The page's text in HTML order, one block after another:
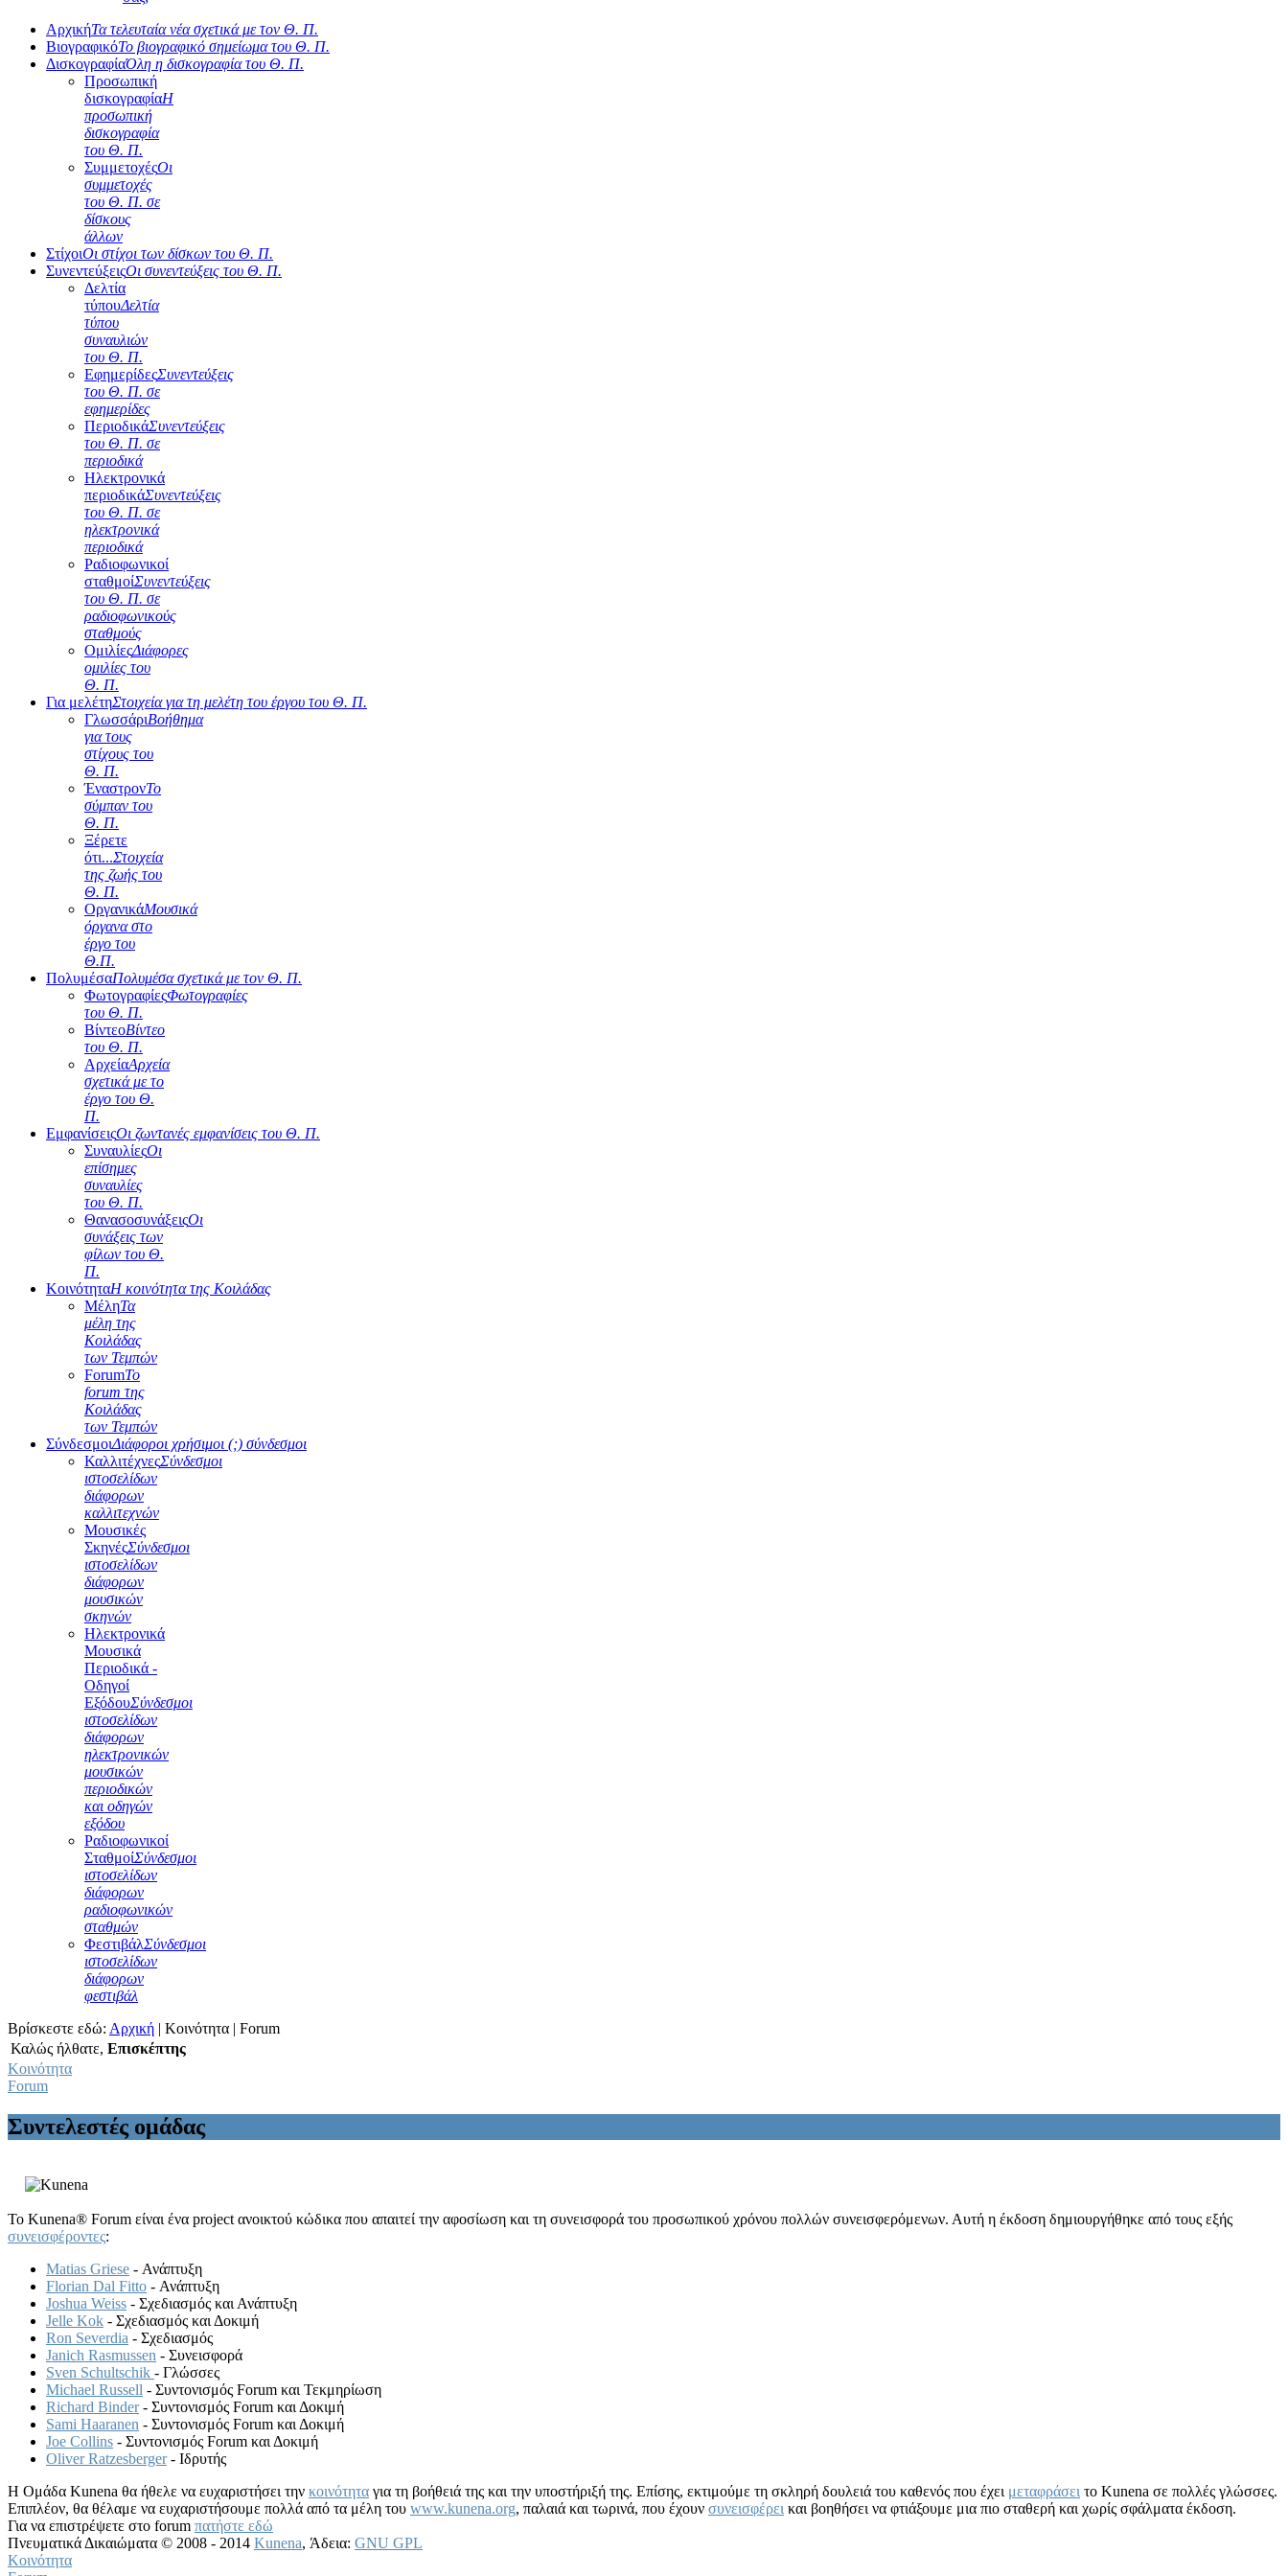
ΑρχικήΤα τελευταία νέα σχετικά με τον Θ. Π.
ΒιογραφικόΤο βιογραφικό σημείωμα του Θ. Π.
ΔισκογραφίαΌλη η δισκογραφία του Θ. Π.
Προσωπική
δισκογραφίαΗ
προσωπική
δισκογραφία
του Θ. Π.
ΣυμμετοχέςΟι
συμμετοχές
του Θ. Π. σε
δίσκους
άλλων
ΣτίχοιΟι στίχοι των δίσκων του Θ. Π.
ΣυνεντεύξειςΟι συνεντεύξεις του Θ. Π.
Δελτία
τύπουΔελτία
τύπου
συναυλιών
του Θ. Π.
ΕφημερίδεςΣυνεντεύξεις
του Θ. Π. σε
εφημερίδες
ΠεριοδικάΣυνεντεύξεις
του Θ. Π. σε
περιοδικά
Ηλεκτρονικά
περιοδικάΣυνεντεύξεις
του Θ. Π. σε
ηλεκτρονικά
περιοδικά
Ραδιοφωνικοί
σταθμοίΣυνεντεύξεις
του Θ. Π. σε
ραδιοφωνικούς
σταθμούς
ΟμιλίεςΔιάφορες
ομιλίες του
Θ. Π.
Για μελέτηΣτοιχεία για τη μελέτη του έργου του Θ. Π.
ΓλωσσάριΒοήθημα
για τους
στίχους του
Θ. Π.
ΈναστρονΤο
σύμπαν του
Θ. Π.
Ξέρετε
ότι...Στοιχεία
της ζωής του
Θ. Π.
ΟργανικάΜουσικά
όργανα στο
έργο του
Θ.Π.
ΠολυμέσαΠολυμέσα σχετικά με τον Θ. Π.
ΦωτογραφίεςΦωτογραφίες
του Θ. Π.
ΒίντεοΒίντεο
του Θ. Π.
ΑρχείαΑρχεία
σχετικά με το
έργο του Θ.
Π.
ΕμφανίσειςΟι ζωντανές εμφανίσεις του Θ. Π.
ΣυναυλίεςΟι
επίσημες
συναυλίες
του Θ. Π.
ΘανασοσυνάξειςΟι
συνάξεις των
φίλων του Θ.
Π.
ΚοινότηταΗ κοινότητα της Κοιλάδας
ΜέληΤα
μέλη της
Κοιλάδας
των Τεμπών
ForumΤο
forum της
Κοιλάδας
των Τεμπών
ΣύνδεσμοιΔιάφοροι χρήσιμοι (;) σύνδεσμοι
ΚαλλιτέχνεςΣύνδεσμοι
ιστοσελίδων
διάφορων
καλλιτεχνών
Μουσικές
ΣκηνέςΣύνδεσμοι
ιστοσελίδων
διάφορων
μουσικών
σκηνών
Ηλεκτρονικά
Μουσικά
Περιοδικά -
Οδηγοί
ΕξόδουΣύνδεσμοι
ιστοσελίδων
διάφορων
ηλεκτρονικών
μουσικών
περιοδικών
και οδηγών
εξόδου
Ραδιοφωνικοί
ΣταθμοίΣύνδεσμοι
ιστοσελίδων
διάφορων
ραδιοφωνικών
σταθμών
ΦεστιβάλΣύνδεσμοι
ιστοσελίδων
διάφορων
φεστιβάλ
Βρίσκεστε εδώ: Αρχική | Κοινότητα | Forum
Καλώς ήλθατε, Επισκέπτης
Κοινότητα
Forum
Συντελεστές ομάδας
Το Kunena® Forum είναι ένα project ανοικτού κώδικα που απαιτεί την αφοσίωση και τη συνεισφορά του προσωπικού χρόνου πολλών συνεισφερόμενων. Αυτή η έκδοση δημιουργήθηκε από τους εξής
συνεισφέροντες:
Matias Griese - Ανάπτυξη
Florian Dal Fitto - Ανάπτυξη
Joshua Weiss - Σχεδιασμός και Ανάπτυξη
Jelle Kok - Σχεδιασμός και Δοκιμή
Ron Severdia - Σχεδιασμός
Janich Rasmussen - Συνεισφορά
Sven Schultschik - Γλώσσες
Michael Russell - Συντονισμός Forum και Τεκμηρίωση
Richard Binder- Συντονισμός Forum και Δοκιμή
Sami Haaranen - Συντονισμός Forum και Δοκιμή
Joe Collins - Συντονισμός Forum και Δοκιμή
Oliver Ratzesberger- Ιδρυτής
Η Ομάδα Kunena θα ήθελε να ευχαριστήσει την κοινότητα για τη βοήθειά της και την υποστήριξή της. Επίσης, εκτιμούμε τη σκληρή δουλειά του καθενός που έχει μεταφράσει το Kunena σε πολλές γλώσσες.
Επιπλέον, θα θέλαμε να ευχαριστήσουμε πολλά από τα μέλη του www.kunena.org, παλαιά και τωρινά, που έχουν συνεισφέρει και βοηθήσει να φτιάξουμε μια πιο σταθερή και χωρίς σφάλματα έκδοση.
Για να επιστρέψετε στο forum πατήστε εδώ
Πνευματικά Δικαιώματα © 2008 - 2014 Kunena, Άδεια: GNU GPL
Κοινότητα